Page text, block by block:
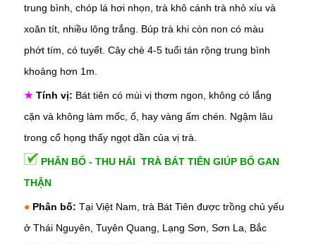
trung bình, chóp lá hơi nhọn, trà khô cánh trà nhỏ xíu và
xoăn tít, nhiều lông trắng. Búp trà khi còn non có màu
phớt tím, có tuyết. Cây chè 4-5 tuổi tán rộng trung bình
khoảng hơn 1m.
★ Tính vị: Bát tiên có mùi vị thơm ngon, không có lắng
cặn và không làm mốc, ố, hay vàng ấm chén. Ngậm lâu
trong cổ họng thấy ngọt dần của vị trà.
PHÂN BỐ - THU HÁI TRÀ BÁT TIÊN GIÚP BỔ GAN
THẬN
● Phân bố: Tại Việt Nam, trà Bát Tiên được trồng chủ yếu
ở Thái Nguyên, Tuyên Quang, Lạng Sơn, Sơn La, Bắc